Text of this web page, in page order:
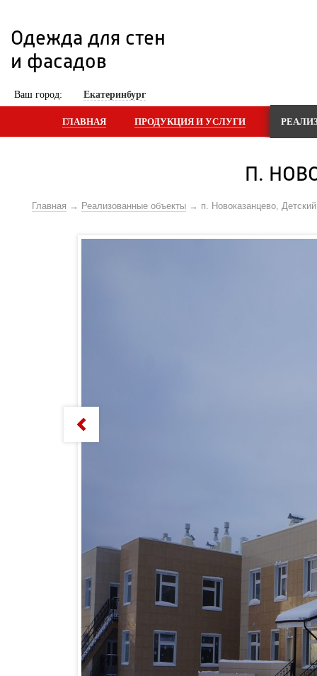
Одежда для стен
и фасадов
Ваш город: Екатеринбург
ГЛАВНАЯ ПРОДУКЦИЯ И УСЛУГИ
П.
Главная Реализованные объекты п. Новоказанцево,